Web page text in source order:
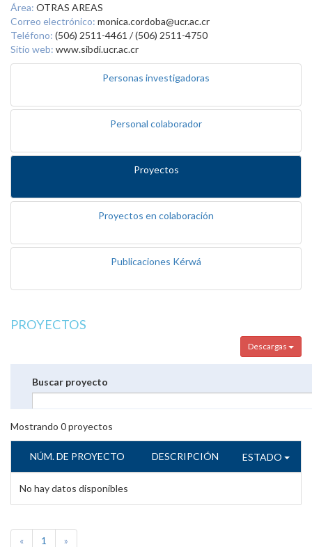
Área: OTRAS AREAS
Correo electrónico: monica.cordoba@ucr.ac.cr
Teléfono: (506) 2511-4461 / (506) 2511-4750
Sitio web: www.sibdi.ucr.ac.cr
Personas investigadoras
Personal colaborador
Proyectos
Proyectos en colaboración
Publicaciones Kérwá
PROYECTOS
Descargas
Buscar proyecto
Mostrando 0proyectos
NÚM. DE PROYECTO DESCRIPCIÓN ESTADO
No hay datos disponibles
« 1 »